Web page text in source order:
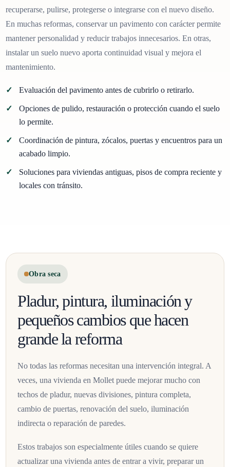
recuperarse, pulirse, protegerse o integrarse con el nuevo diseño.
En muchas reformas, conservar un pavimento con carácter permite
mantener personalidad y reducir trabajos innecesarios. En otras,
instalar un suelo nuevo aporta continuidad visual y mejora el
mantenimiento.
Evaluación del pavimento antes de cubrirlo o retirarlo.
Opciones de pulido, restauración o protección cuando el suelo
lo permite.
Coordinación de pintura, zócalos, puertas y encuentros para un
acabado limpio.
Soluciones para viviendas antiguas, pisos de compra reciente y
locales con tránsito.
Obra seca
Pladur, pintura, iluminación y
pequeños cambios que hacen
grande la reforma
No todas las reformas necesitan una intervención integral. A
veces, una vivienda en Mollet puede mejorar mucho con
techos de pladur, nuevas divisiones, pintura completa,
cambio de puertas, renovación del suelo, iluminación
indirecta o reparación de paredes.
Estos trabajos son especialmente útiles cuando se quiere
actualizar una vivienda antes de entrar a vivir, preparar un